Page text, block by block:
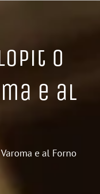
o
e al
e al Forno